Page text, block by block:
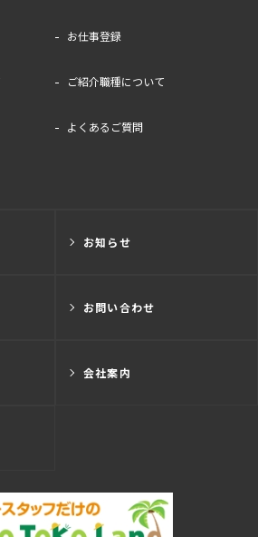
お仕事登録
ご紹介職種について
よくあるご質問
お知らせ
お問い合わせ
会社案内